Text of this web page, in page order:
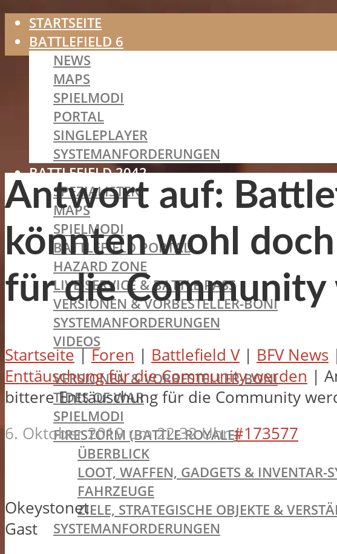
STARTSEITE
BATTLEFIELD 6
NEWS
MAPS
SPIELMODI
PORTAL
SINGLEPLAYER
SYSTEMANFORDERUNGEN
BATTLEFIELD 2042
SPEZIALISTEN
MAPS
SPIELMODI
BATTLEFIELD PORTAL
HAZARD ZONE
LIVE-SERVICE & BATTLE PASS
VERSIONEN & VORBESTELLER-BONI
SYSTEMANFORDERUNGEN
VIDEOS
BATTLEFIELD V
VERSIONEN & VORBESTELLER-BONI
TIDES OF WAR
SPIELMODI
FIRESTORM (BATTLE ROYALE)
ÜBERBLICK
LOOT, WAFFEN, GADGETS & INVENTAR-
FAHRZEUGE
ZIELE, STRATEGISCHE OBJEKTE &
SYSTEMANFORDERUNGEN
Antwort auf:
könnten wohl
für die Community
Startseite |Foren | Battlefield V | BFV News |
Enttäuschung für die Community werden |
bittere Enttäuschung für die Community
6. Oktober 2019 um 22:32 Uhr #173577
Okeystonet
Gast